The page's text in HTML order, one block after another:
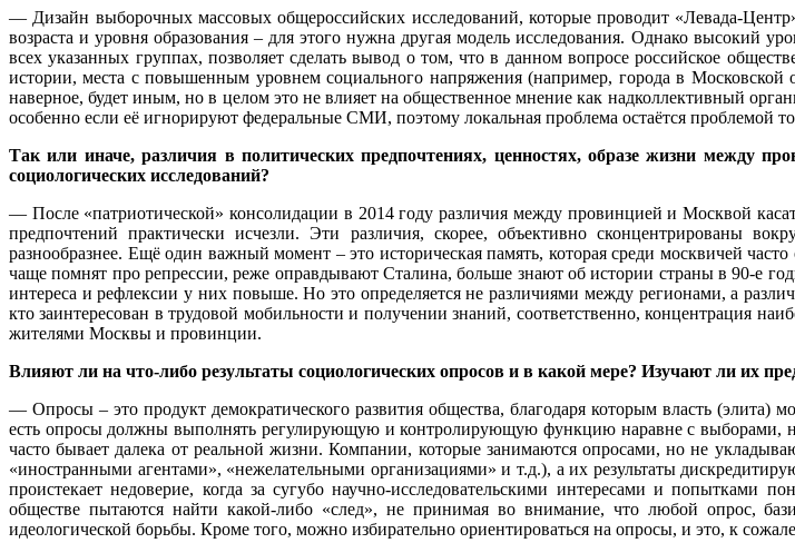
— Дизайн выборочных массовых общероссийских исследований, которые проводит «Левада-
возраста и уровня образования – для этого нужна другая модель исследования. Однако высокий
всех указанных группах, позволяет сделать вывод о том, что в данном вопросе российское
истории, места с повышенным уровнем социального напряжения (например, города в
наверное, будет иным, но в целом это не влияет на общественное мнение как надколлективный
особенно если её игнорируют федеральные СМИ, поэтому локальная проблема остаётся проблемой
Так или иначе, различия в политических предпочтениях, ценностях, образе жизни между
социологических исследований?
— После «патриотической» консолидации в 2014 году различия между провинцией и Москвой
предпочтений практически исчезли. Эти различия, скорее, объективно сконцентрированы
разнообразнее. Ещё один важный момент – это историческая память, которая среди москвичей
чаще помнят про репрессии, реже оправдывают Сталина, больше знают об истории страны в 90-е
интереса и рефлексии у них повыше. Но это определяется не различиями между регионами, а
кто заинтересован в трудовой мобильности и получении знаний, соответственно, концентрация
жителями Москвы и провинции.
Влияют ли на что-либо результаты социологических опросов и в какой мере? Изучают ли их
— Опросы – это продукт демократического развития общества, благодаря которым власть
есть опросы должны выполнять регулирующую и контролирующую функцию наравне с выборами,
часто бывает далека от реальной жизни. Компании, которые занимаются опросами, но не
«иностранными агентами», «нежелательными организациями» и т.д.), а их результаты
проистекает недоверие, когда за сугубо научно-исследовательскими интересами и попытками
обществе пытаются найти какой-либо «след», не принимая во внимание, что любой опрос,
идеологической борьбы. Кроме того, можно избирательно ориентироваться на опросы, и это, к